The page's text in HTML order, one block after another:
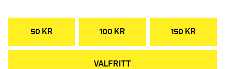
50 KR 100 KR 150 KR
VALFRITT